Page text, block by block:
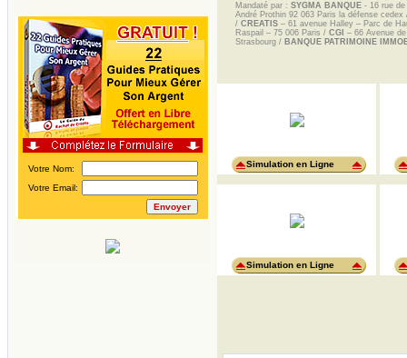
Votre Nom:
Votre Email:
Mandaté par : SYGMA BANQUE- 16 rue de
André Prothin 92 063 Paris la défense
/ CREATIS– 61 avenue Halley – Parc de
Raspail – 75 006 Paris / CGI – 66 Avenue
Strasbourg / BANQUE PATRIMOINE
Simulation en Ligne
Simulation en Ligne